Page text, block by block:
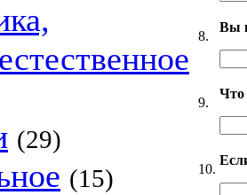
(29)
(15)
8.
Вы
9.
Что
10.